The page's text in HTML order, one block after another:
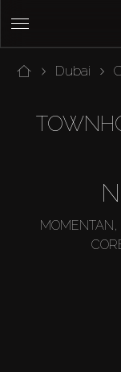
Dubai
MOMENTAN,